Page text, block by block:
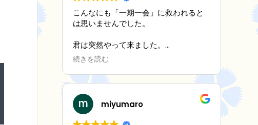
こんなにも「一期一会」に救われると
は思いませんでした。
君は突然やって来ました。
孤独な僕の目の前に。
何もわからない僕に
そしてずっと一緒に寄り添ってくれま
した。
続きを読む
miyumaro